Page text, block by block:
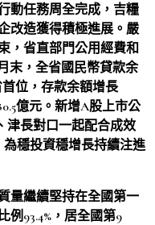
動任務周全完成，吉糧
改造獲得積極進展。嚴
，省直部門公用經費和
末，全省國民幣貸款余
位，存款余額增長
億元。新增A股上市公
津長對口一起配合成效
為穩投資穩增長持續注進
量繼續堅持在全國第一
93.4%，居全國第9